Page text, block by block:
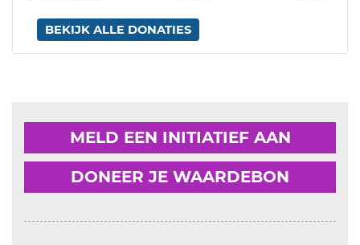
BEKIJK ALLE DONATIES
MELD EEN INITIATIEF AAN
DONEER JE WAARDEBON